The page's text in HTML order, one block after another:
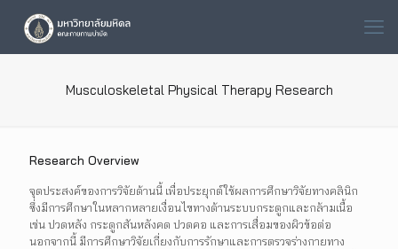
Musculoskeletal Physical Therapy Research
Research Overview
จุดประสงค์ของการวิจัยด้านนี้ เพื่อประยุกต์ใช้ผลการศึกษาวิจัยทางคลินิก
ซึ่งมีการศึกษาในหลากหลายเงื่อนไขทางด้านระบบกระดูกและกล้ามเนื้อ
เช่น ปวดหลัง กระดูกสันหลังคด ปวดคอ และการเสื่อมของผิวข้อต่อ
นอกจากนี้ มีการศึกษาวิจัยเกี่ยงกับการรักษาและการตรวจร่างกายทาง